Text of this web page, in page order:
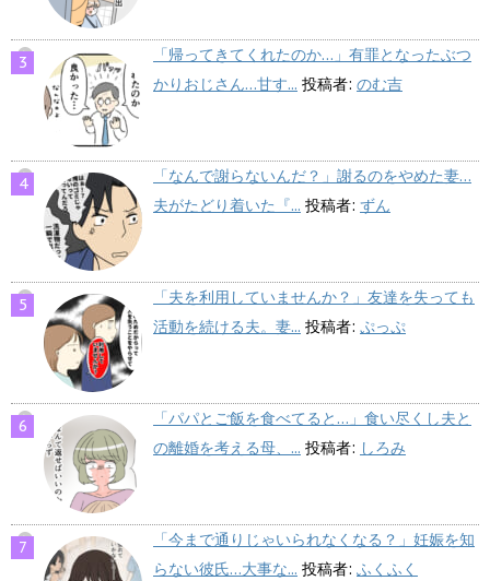
「帰ってきてくれたのか…」有罪となったぶつ
かりおじさん…甘す... 投稿者: のむ吉
「なんで謝らないんだ？」謝るのをやめた妻…
夫がたどり着いた『... 投稿者: ずん
「夫を利用していませんか？」友達を失っても
活動を続ける夫。妻... 投稿者: ぷっぷ
「パパとご飯を食べてると…」食い尽くし夫と
の離婚を考える母、... 投稿者: しろみ
「今まで通りじゃいられなくなる？」妊娠を知
らない彼氏…大事な... 投稿者: ふくふく